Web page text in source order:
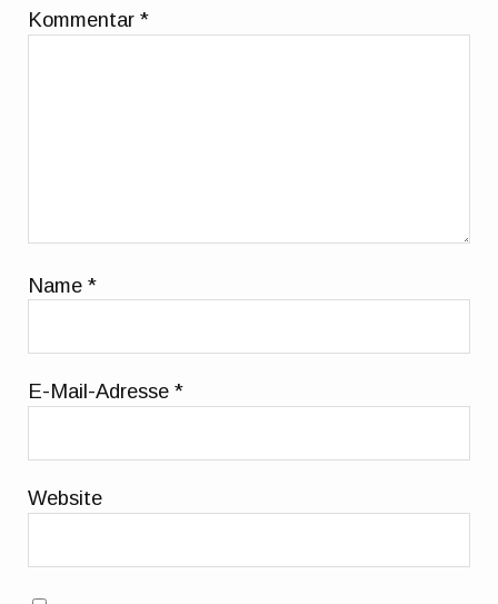
Kommentar*
Name*
E-Mail-Adresse*
Website